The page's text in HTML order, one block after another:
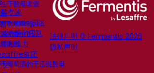
干酵母啤酒
助剂啤酒
功能性产品
风格
葡萄酒的干活性酵母
法律声明 © Fermentis 2026
隐私声明
专家
园区
热情的团队
创造力
集团
发